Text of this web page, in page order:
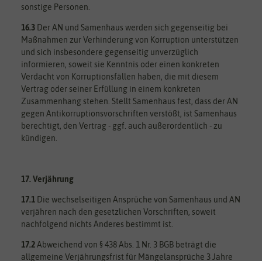
sonstige Personen.
16.3 Der AN und Samenhaus werden sich gegenseitig bei
Maßnahmen zur Verhinderung von Korruption unterstützen
und sich insbesondere gegenseitig unverzüglich
informieren, soweit sie Kenntnis oder einen konkreten
Verdacht von Korruptionsfällen haben, die mit diesem
Vertrag oder seiner Erfüllung in einem konkreten
Zusammenhang stehen. Stellt Samenhaus fest, dass der AN
gegen Antikorruptionsvorschriften verstößt, ist Samenhaus
berechtigt, den Vertrag - ggf. auch außerordentlich - zu
kündigen.
17. Verjährung
17.1 Die wechselseitigen Ansprüche von Samenhaus und AN
verjähren nach den gesetzlichen Vorschriften, soweit
nachfolgend nichts Anderes bestimmt ist.
17.2Abweichend von § 438 Abs. 1 Nr. 3 BGB beträgt die
allgemeine Verjährungsfrist für Mängelansprüche 3 Jahre